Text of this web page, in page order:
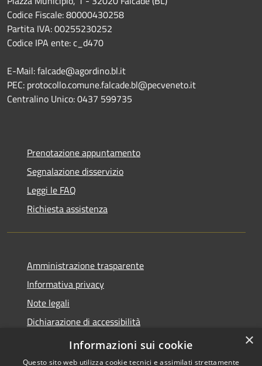
Codice Fiscale: 80000430258
Partita IVA: 00255230252
Codice IPA ente: c_d470
E-Mail: falcade@agordino.bl.it
PEC: protocollo.comune.falcade.bl@pecveneto.it
Centralino Unico: 0437 599735
Prenotazione appuntamento
Segnalazione disservizio
Leggi le FAQ
Richiesta assistenza
Amministrazione trasparente
Informativa privacy
Note legali
Dichiarazione di accessibilità
Dichiarazione di accessibilità App Municipium
×
Informazioni sui cookie
Questo sito web utilizza cookie tecnici e assimilati strettamente